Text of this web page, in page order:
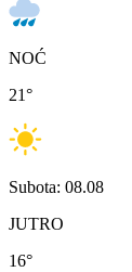
NOĆ
21°
Subota: 08.08
JUTRO
16°